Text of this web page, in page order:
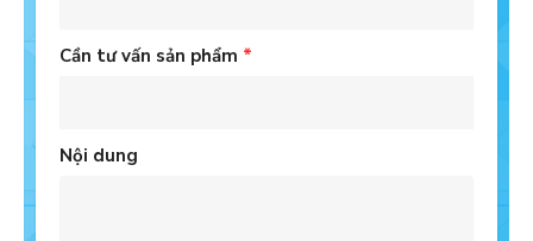
Cần tư vấn sản phẩm *
Nội dung